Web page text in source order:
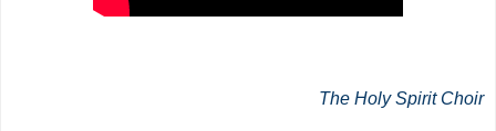
The Holy Spirit Choir